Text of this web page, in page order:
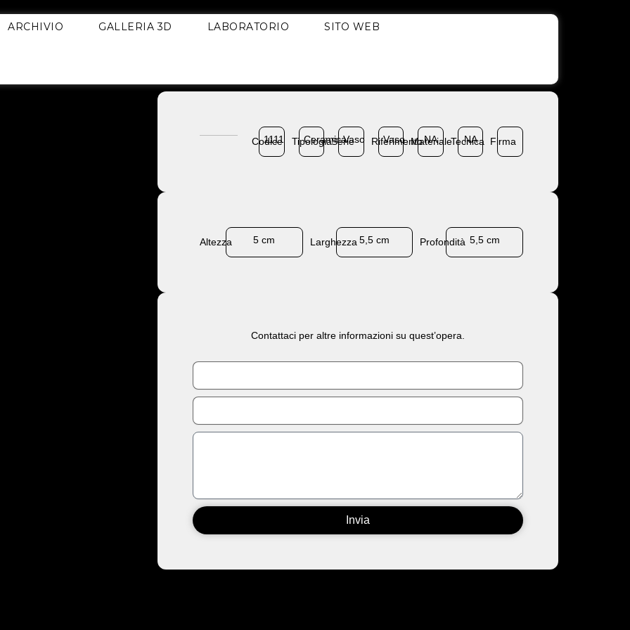
ARCHIVIO GALLERIA 3D LABORATORIO SITO WEB
Codice
1111 Tipologia
Ceramica
SerieVaso Riferimento
Vaso Materiale
NA Tecnica
NA Firma
Altezza 5 cm Larghezza 5,5 cm Profondità 5,5 cm
Contattaci per altre informazioni su quest’opera.
Nome
Email
Messaggio
Invia